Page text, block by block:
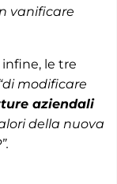
vanificare
infine, le tre
modificare
aziendali
della nuova